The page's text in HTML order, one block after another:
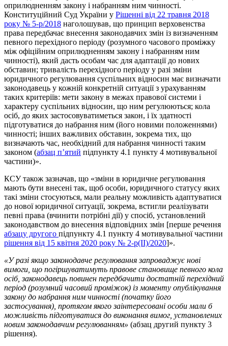
оприлюдненням закону і набранням ним чинності.
Конституційний Суд України у Рішенні від 22 травня 2018
року № 5-р/2018 наголошував, що принцип верховенства
права передбачає внесення законодавчих змін із визначенням
певного перехідного періоду (розумного часового проміжку
між офіційним оприлюдненням закону і набранням ним
чинності), який дасть особам час для адаптації до нових
обставин; тривалість перехідного періоду у разі зміни
юридичного регулювання суспільних відносин має визначати
законодавець у кожній конкретній ситуації з урахуванням
таких критеріїв: мети закону в межах правової системи і
характеру суспільних відносин, що ним регулюються; кола
осіб, до яких застосовуватиметься закон, і їх здатності
підготуватися до набрання ним (його новими положеннями)
чинності; інших важливих обставин, зокрема тих, що
визначають час, необхідний для набрання чинності таким
законом (абзац п’ятий підпункту 4.1 пункту 4 мотивувальної
частини)».
КСУ також зазначав, що «зміни в юридичне регулювання
мають бути внесені так, щоб особи, юридичного статусу яких
такі зміни стосуються, мали реальну можливість адаптуватися
до нової юридичної ситуації, зокрема, встигли реалізувати
певні права (вчинити потрібні дії) у спосіб, установлений
законодавством до внесення відповідних змін [перше речення
абзацу другого підпункту 4.1 пункту 4 мотивувальної частини
рішення від 15 квітня 2020 року № 2-р(II)/2020]».
«У разі якщо законодавче регулювання запроваджує нові
вимоги, що погіршуватимуть правове становище певного кола
осіб, законодавець повинен передбачити достатній перехідний
період (розумний часовий проміжок) із моменту опублікування
закону до набрання ним чинності (початку його
застосування), протягом якого заінтересовані особи мали б
можливість підготуватися до виконання вимог, установлених
новим законодавчим регулюванням» (абзац другий пункту 3
рішення).